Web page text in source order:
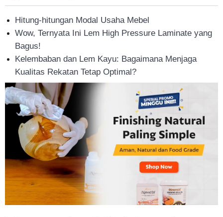
Tahan
Lama
Hitung-hitungan Modal Usaha Mebel
Wow, Ternyata Ini Lem High Pressure Laminate yang
Bagus!
Kelembaban dan Lem Kayu: Bagaimana Menjaga
Kualitas Rekatan Tetap Optimal?